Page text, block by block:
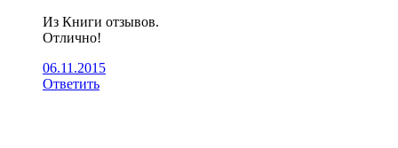
Из Книги отзывов.
Отлично!
06.11.2015
Ответить